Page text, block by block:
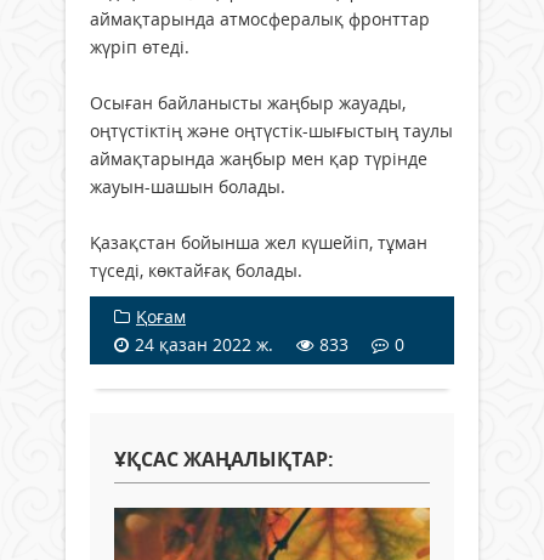
аймақтарында атмосфералық фронттар
жүріп өтеді.
Осыған байланысты жаңбыр жауады,
оңтүстіктің және оңтүстік-шығыстың таулы
аймақтарында жаңбыр мен қар түрінде
жауын-шашын болады.
Қазақстан бойынша жел күшейіп, тұман
түседі, көктайғақ болады.
Қоғам
24 қазан 2022 ж.
833 0
ҰҚСАС ЖАҢАЛЫҚТАР: